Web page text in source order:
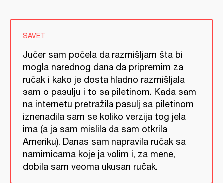
SAVET
Jučer sam počela da razmišljam šta bi
mogla narednog dana da pripremim za
ručak i kako je dosta hladno razmišljala
sam o pasulju i to sa piletinom. Kada sam
na internetu pretražila pasulj sa piletinom
iznenadila sam se koliko verzija tog jela
ima (a ja sam mislila da sam otkrila
Ameriku). Danas sam napravila ručak sa
namirnicama koje ja volim i, za mene,
dobila sam veoma ukusan ručak.